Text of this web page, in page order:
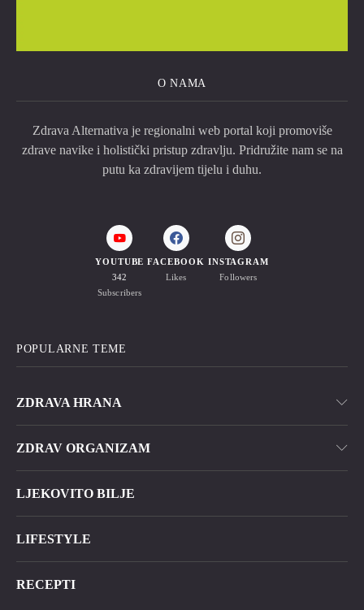
O NAMA
Zdrava Alternativa je regionalni web portal koji promoviše
zdrave navike i holistički pristup zdravlju. Pridružite nam se na
putu ka zdravijem tijelu i duhu.
YOUTUBE
342
Subscribers
FACEBOOK
Likes
INSTAGRAM
Followers
POPULARNE TEME
ZDRAVA HRANA
ZDRAV ORGANIZAM
LJEKOVITO BILJE
LIFESTYLE
RECEPTI